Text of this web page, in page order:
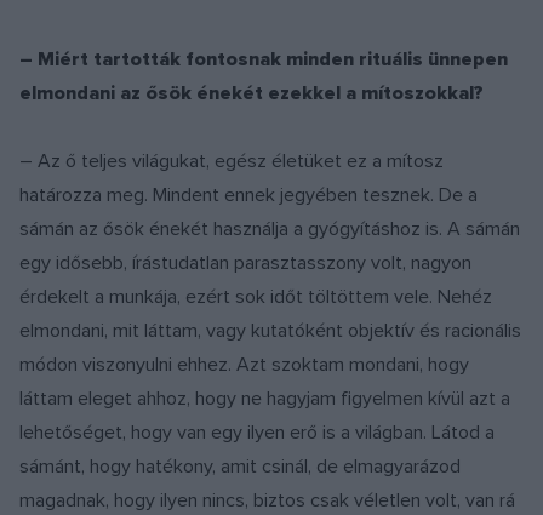
– Miért tartották fontosnak minden rituális ünnepen
elmondani az ősök énekét ezekkel a mítoszokkal?
– Az ő teljes világukat, egész életüket ez a mítosz
határozza meg. Mindent ennek jegyében tesznek. De a
sámán az ősök énekét használja a gyógyításhoz is. A sámán
egy idősebb, írástudatlan parasztasszony volt, nagyon
érdekelt a munkája, ezért sok időt töltöttem vele. Nehéz
elmondani, mit láttam, vagy kutatóként objektív és racionális
módon viszonyulni ehhez. Azt szoktam mondani, hogy
láttam eleget ahhoz, hogy ne hagyjam figyelmen kívül azt a
lehetőséget, hogy van egy ilyen erő is a világban. Látod a
sámánt, hogy hatékony, amit csinál, de elmagyarázod
magadnak, hogy ilyen nincs, biztos csak véletlen volt, van rá